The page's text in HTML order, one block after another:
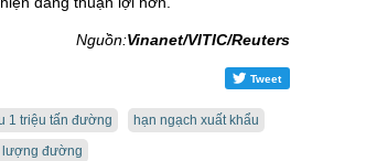
Nguồn:Vinanet/VITIC/Reuters
Tweet
1 triệu tấn đường
hạn ngạch xuất khẩu
lượng đường